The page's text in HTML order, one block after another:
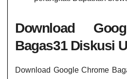
Download
Bagas31 Diskusi
Download Google Chrome